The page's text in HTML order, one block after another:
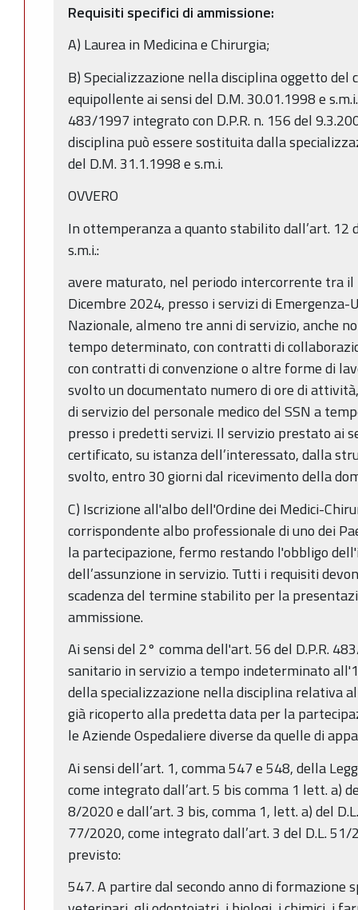
Requisiti specifici di ammissione:
A) Laurea in Medicina e Chirurgia;
B) Specializzazione nella disciplina oggetto del
equipollente ai sensi del D.M. 30.01.1998 e
483/1997 integrato con D.P.R. n. 156 del
disciplina può essere sostituita dalla
del D.M. 31.1.1998 e s.m.i.
OVVERO
In ottemperanza a quanto stabilito dall’art. 12
s.m.i.:
avere maturato, nel periodo intercorrente tra
Dicembre 2024, presso i servizi di
Nazionale, almeno tre anni di servizio, anche
tempo determinato, con contratti di
con contratti di convenzione o altre forme di
svolto un documentato numero di ore di
di servizio del personale medico del SSN a
presso i predetti servizi. Il servizio prestato ai
certificato, su istanza dell’interessato, dalla
svolto, entro 30 giorni dal ricevimento della
C) Iscrizione all'albo dell'Ordine dei Medici-
corrispondente albo professionale di uno dei
la partecipazione, fermo restando l'obbligo
dell’assunzione in servizio. Tutti i requisiti
scadenza del termine stabilito per la
ammissione.
Ai sensi del 2° comma dell'art. 56 del D.P.R.
sanitario in servizio a tempo indeterminato
della specializzazione nella disciplina relativa
già ricoperto alla predetta data per la
le Aziende Ospedaliere diverse da quelle di
Ai sensi dell’art. 1, comma 547 e 548, della
come integrato dall’art. 5 bis comma 1 lett. a)
8/2020 e dall’art. 3 bis, comma 1, lett. a) del
77/2020, come integrato dall’art. 3 del D.L.
previsto:
547. A partire dal secondo anno di formazione